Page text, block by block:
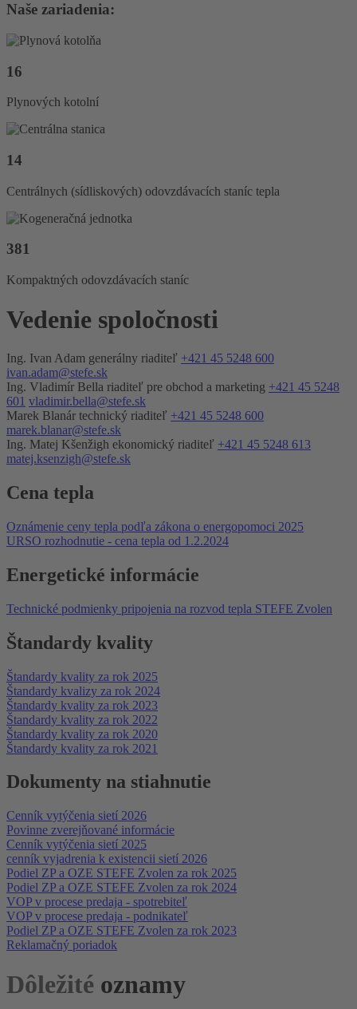
Naše zariadenia:
16
Plynových kotolní
14
Centrálnych (sídliskových) odovzdávacích staníc tepla
381
Kompaktných odovzdávacích staníc
Vedenie spoločnosti
Ing. Ivan Adam generálny riaditeľ +421 45 5248 600
ivan.adam@stefe.sk
Ing. Vladimír Bella riaditeľ pre obchod a marketing +421 45 5248
601 vladimir.bella@stefe.sk
Marek Blanár technický riaditeľ +421 45 5248 600
marek.blanar@stefe.sk
Ing. Matej Kšenžigh ekonomický riaditeľ +421 45 5248 613
matej.ksenzigh@stefe.sk
Cena tepla
Oznámenie ceny tepla podľa zákona o energopomoci 2025
URSO rozhodnutie - cena tepla od 1.2.2024
Energetické informácie
Technické podmienky pripojenia na rozvod tepla STEFE Zvolen
Štandardy kvality
Štandardy kvality za rok 2025
Štandardy kvalizy za rok 2024
Štandardy kvality za rok 2023
Štandardy kvality za rok 2022
Štandardy kvality za rok 2020
Štandardy kvality za rok 2021
Dokumenty na stiahnutie
Cenník vytýčenia sietí 2026
Povinne zverejňované informácie
Cenník vytýčenia sietí 2025
cenník vyjadrenia k existencii sietí 2026
Podiel ZP a OZE STEFE Zvolen za rok 2025
Podiel ZP a OZE STEFE Zvolen za rok 2024
VOP v procese predaja - spotrebiteľ
VOP v procese predaja - podnikateľ
Podiel ZP a OZE STEFE Zvolen za rok 2023
Reklamačný poriadok
Dôležité oznamy